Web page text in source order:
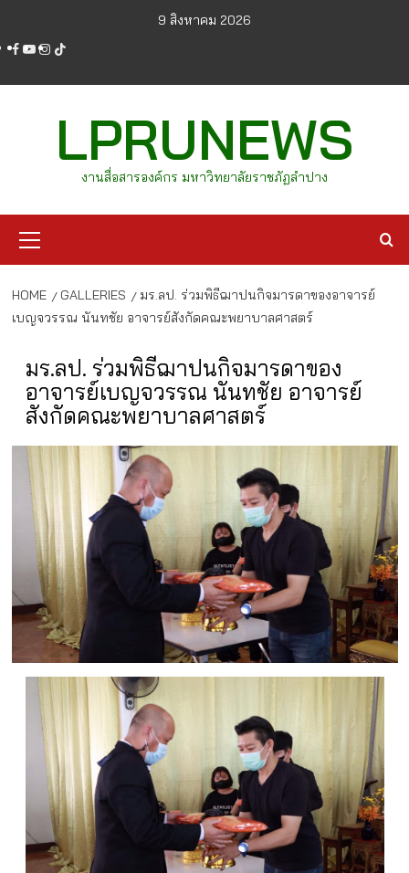
content
9 สิงหาคม 2026
facebook
youtube
instagram
tiktok
LPRUNEWS
งานสื่อสารองค์กร มหาวิทยาลัยราชภัฏลำปาง
Menu
HOME GALLERIES
มร.ลป. ร่วมพิธีฌาปนกิจมารดาของอาจารย์
เบญจวรรณ นันทชัย อาจารย์สังกัดคณะพยาบาลศาสตร์
มร.ลป. ร่วมพิธีฌาปนกิจมารดาของ
อาจารย์เบญจวรรณ นันทชัย อาจารย์
สังกัดคณะพยาบาลศาสตร์